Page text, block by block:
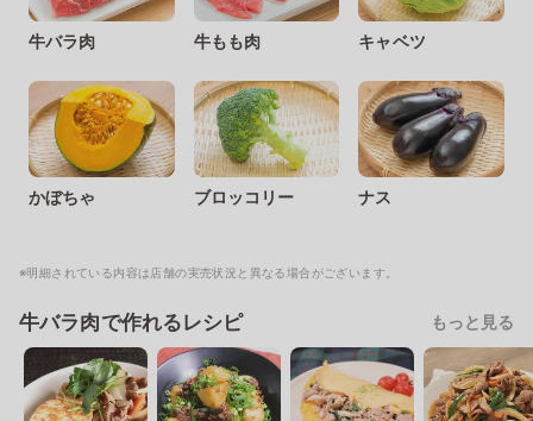
牛バラ肉 牛もも肉 キャベツ
かぼちゃ ブロッコリー ナス
※明細されている内容は店舗の実売状況と異なる場合がございます。
牛バラ肉で作れるレシピ もっと見る